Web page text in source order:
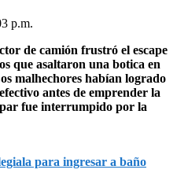
p.m.
de camión frustró el escape
que asaltaron una botica en
malhechores habían logrado
antes de emprender la
fue interrumpido por la
para ingresar a baño